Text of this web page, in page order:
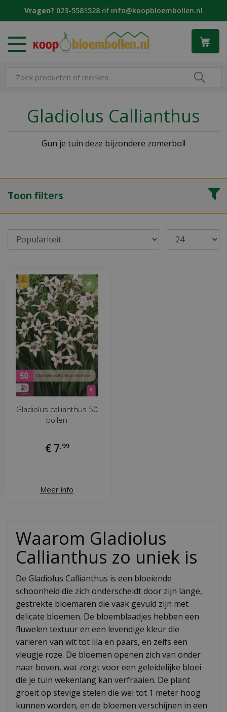
Vragen? 023-5581528 of info@koopbloembollen.nl
Gladiolus Callianthus
Gun je tuin deze bijzondere zomerbol!
Toon filters
Gladiolus callianthus 50
bollen
€ 7 99
Meer info
Waarom Gladiolus
Callianthus zo uniek is
De Gladiolus Callianthus is een bloeiende
schoonheid die zich onderscheidt door zijn lange,
gestrekte bloemaren die vaak gevuld zijn met
delicate bloemen. De bloemblaadjes hebben een
fluwelen textuur en een levendige kleur die
variëren van wit tot lila en paars, en zelfs een
vleugje roze. De bloemen openen zich van onder
naar boven, wat zorgt voor een geleidelijke bloei
die je tuin wekenlang kan verfraaien. De plant
groeit op stevige stelen die wel tot 1 meter hoog
kunnen worden, en de bloemen verschijnen in een